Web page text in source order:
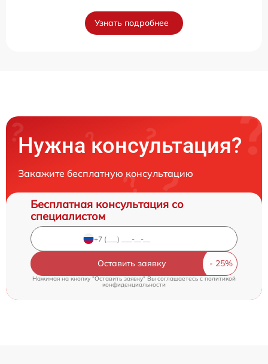
Узнать подробнее
Нужна консультация?
Закажите бесплатную консультацию
Бесплатная консультация со
специалистом
Оставить заявку
Нажимая на кнопку "Оставить заявку" Вы соглашаетесь c политикой
конфиденциальности